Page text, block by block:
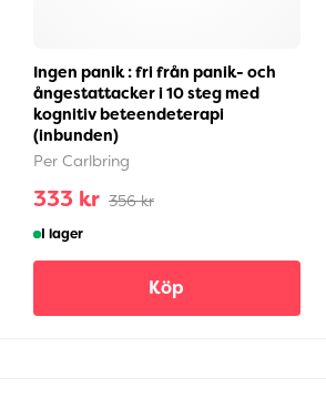
Ingen panik : fri från panik- och
ångestattacker i 10 steg med
kognitiv beteendeterapi
(inbunden)
Per Carlbring
333 kr 356 kr
I lager
Köp